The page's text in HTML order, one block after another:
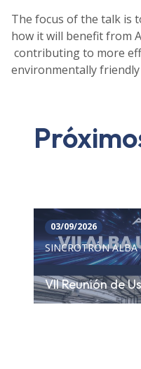
The focus of the talk is
how it will benefit from
contributing to more
environmentally
03/09/2026
SINCROTRÓN ALBA
VII Reunión de